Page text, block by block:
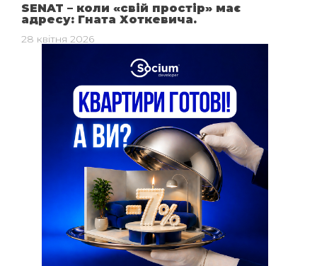
SENAT – коли «свій простір» має
адресу: Гната Хоткевича.
28 квітня 2026